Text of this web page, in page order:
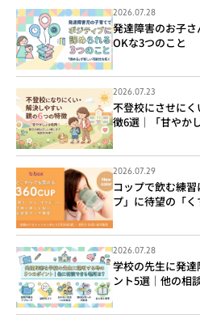
2026.07.28
発達障害のお子
OKな3つのこと
2026.07.23
不登校にさせに
徴6選｜「甘やか
2026.07.29
コップで飲む練
プ」に待望の「く
2026.07.28
学校の先生に発
ント5選｜他の相